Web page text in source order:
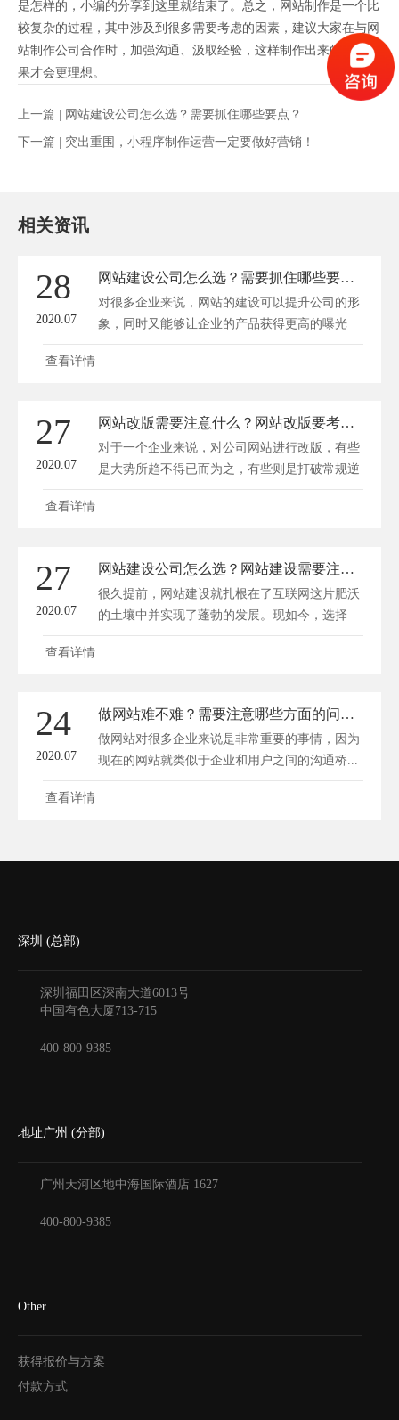
是怎样的，小编的分享到这里就结束了。总之，网站制作是一个比
较复杂的过程，其中涉及到很多需要考虑的因素，建议大家在与网
站制作公司合作时，加强沟通、汲取经验，这样制作出来的网站效
果才会更理想。
上一篇 | 网站建设公司怎么选？需要抓住哪些要点？
下一篇 | 突出重围，小程序制作运营一定要做好营销！
相关资讯
28
2020.07
网站建设公司怎么选？需要抓住哪些要点？
对很多企业来说，网站的建设可以提升公司的形
象，同时又能够让企业的产品获得更高的曝光
度...
查看详情
27
2020.07
网站改版需要注意什么？网站改版要考虑哪些因素？
对于一个企业来说，对公司网站进行改版，有些
是大势所趋不得已而为之，有些则是打破常规逆
流...
查看详情
27
2020.07
网站建设公司怎么选？网站建设需要注意哪些细节？
很久提前，网站建设就扎根在了互联网这片肥沃
的土壤中并实现了蓬勃的发展。现如今，选择
做...
查看详情
24
2020.07
做网站难不难？需要注意哪些方面的问题？
做网站对很多企业来说是非常重要的事情，因为
现在的网站就类似于企业和用户之间的沟通桥...
查看详情
深圳 (总部)
深圳福田区深南大道6013号
中国有色大厦713-715
400-800-9385
地址广州 (分部)
广州天河区地中海国际酒店 1627
400-800-9385
Other
获得报价与方案
付款方式